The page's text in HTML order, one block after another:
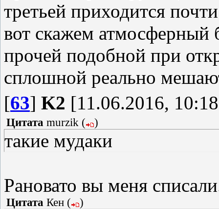
третьей приходится
вот скажем атмосферный
прочей подобной при
сплошной реально
[63] K2 [11.06.2016,
Цитата murzik ( )
такие мудаки
Рановато вы меня
Цитата Кен ( )